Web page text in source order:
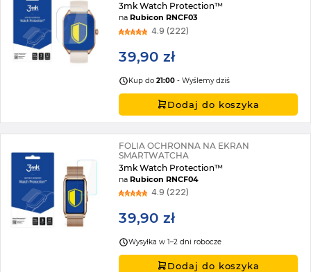
3mk Watch Protection™
naRubicon RNCF03
4.9 (222)
39,90 zł
Kup do21:00 - Wyślemy dziś
Dodaj do koszyka
FOLIA OCHRONNA NA EKRAN
SMARTWATCHA
3mk Watch Protection™
naRubicon RNCF04
4.9 (222)
39,90 zł
Wysyłka w 1–2 dni robocze
Dodaj do koszyka